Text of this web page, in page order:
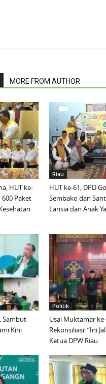
MORE FROM AUTHOR
HUT ke-
Paket
Riau
HUT ke-61, DPD
Sembako dan
Lansia dan Anak
Sambut
Kini
Politik
Usai Muktamar
Rekonsiliasi: “Ini
Ketua DPW Riau